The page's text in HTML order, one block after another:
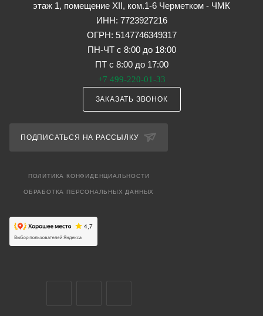
этаж 1, помещение XII, ком.1-6 Черметком - ЧМК
ИНН: 7723927216
ОГРН: 5147746349317
ПН-ЧТ с 8:00 до 18:00
ПТ с 8:00 до 17:00
+7 499-220-01-33
ЗАКАЗАТЬ ЗВОНОК
ПОДПИСАТЬСЯ НА РАССЫЛКУ
ПОЛИТИКА КОНФИДЕНЦИАЛЬНОСТИ
ОБРАБОТКА ПЕРСОНАЛЬНЫХ ДАННЫХ